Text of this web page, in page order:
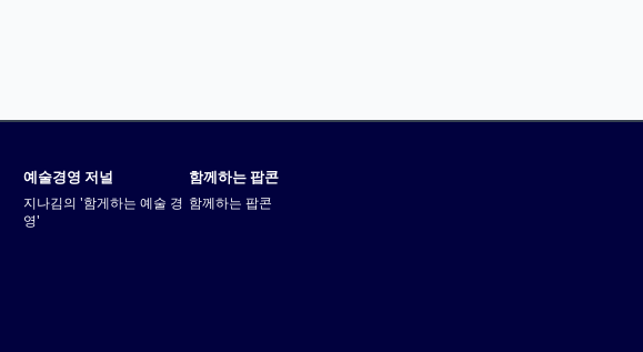
예술경영 저널
지나김의 '함게하는 예술 경
영'
함께하는 팝콘
함께하는 팝콘